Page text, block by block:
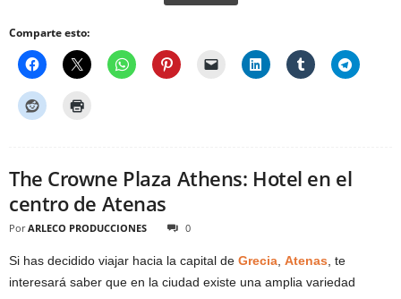
Comparte esto:
The Crowne Plaza Athens: Hotel en el
centro de Atenas
Por ARLECO PRODUCCIONES 0
Si has decidido viajar hacia la capital de Grecia Atenas , te
interesará saber que en la ciudad existe una amplia variedad